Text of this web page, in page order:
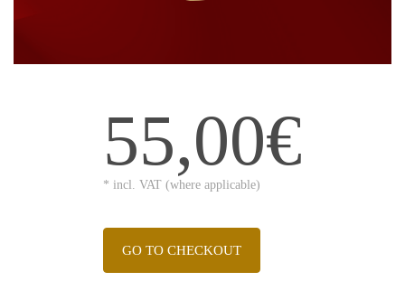
55,00€
* incl. VAT (where applicable)
GO TO CHECKOUT